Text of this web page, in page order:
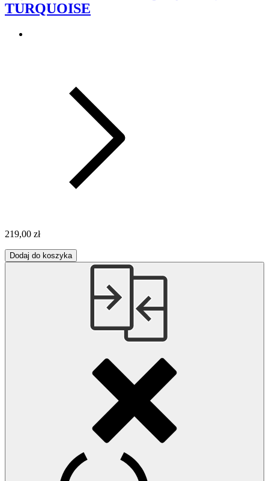
TURQUOISE
219,00 zł
Dodaj do koszyka